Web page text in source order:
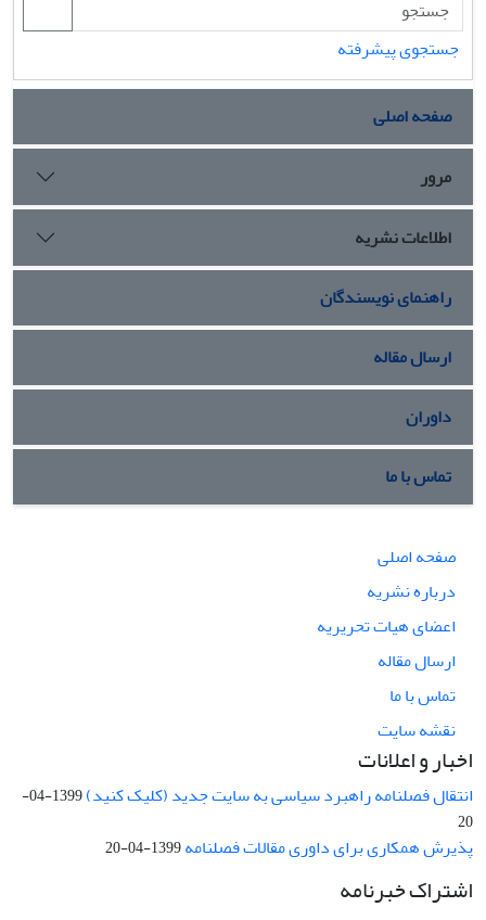
جستجوی پیشرفته
صفحه اصلی
مرور
اطلاعات نشریه
راهنمای نویسندگان
ارسال مقاله
داوران
تماس با ما
صفحه اصلی
درباره نشریه
اعضای هیات تحریریه
ارسال مقاله
تماس با ما
نقشه سایت
اخبار و اعلانات
انتقال فصلنامه راهبرد سیاسی به سایت جدید (کلیک کنید)
1399-04-
20
پذیرش همکاری برای داوری مقالات فصلنامه1399-04-20
اشتراک خبرنامه